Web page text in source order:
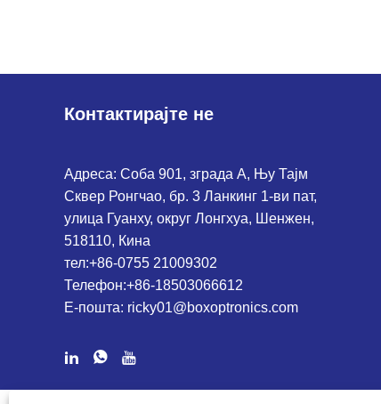
Контактирајте не
Адреса: Соба 901, зграда А, Њу Тајм
Сквер Ронгчао, бр. 3 Ланкинг 1-ви пат,
улица Гуанху, округ Лонгхуа, Шенжен,
518110, Кина
тел:+86-0755 21009302
Телефон:+86-18503066612
Е-пошта: ricky01@boxoptronics.com